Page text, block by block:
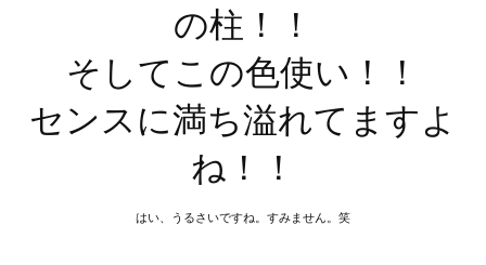
の柱！！
そしてこの色使い！！
センスに満ち溢れてますよ
ね！！
はい、うるさいですね。すみません。笑